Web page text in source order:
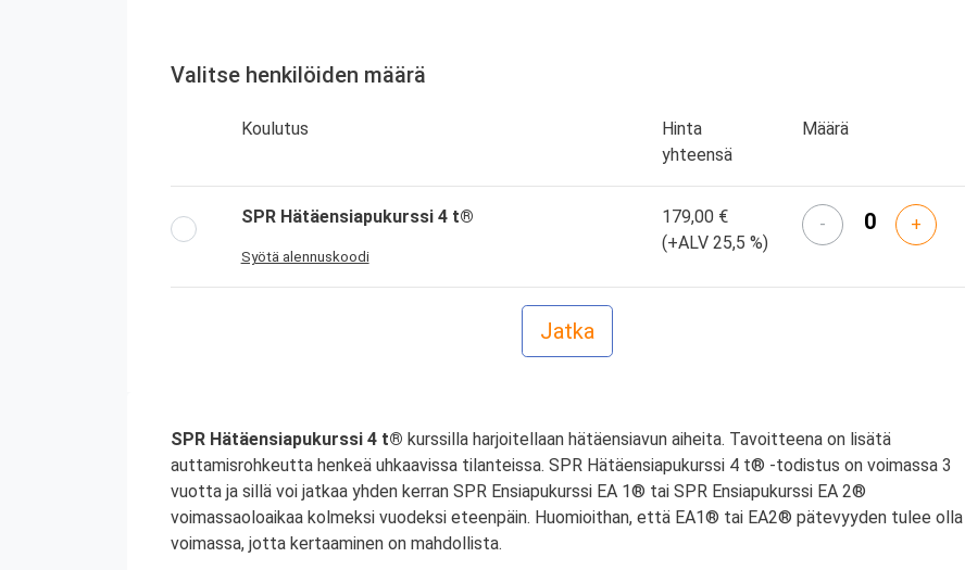
Valitse henkilöiden määrä
Koulutus
Hinta
yhteensä
Määrä
SPR Hätäensiapukurssi 4 t®
Syötä alennuskoodi
179,00 €
(+ALV 25,5 %)
- +
SPR Hätäensiapukurssi 4 t® kurssilla harjoitellaan hätäensiavun aiheita. Tavoitteena on lisätä
auttamisrohkeutta henkeä uhkaavissa tilanteissa. SPR Hätäensiapukurssi 4 t® -todistus on voimassa 3
vuotta ja sillä voi jatkaa yhden kerran SPR Ensiapukurssi EA 1® tai SPR Ensiapukurssi EA 2®
voimassaoloaikaa kolmeksi vuodeksi eteenpäin. Huomioithan, että EA1® tai EA2® pätevyyden tulee olla
voimassa, jotta kertaaminen on mahdollista.